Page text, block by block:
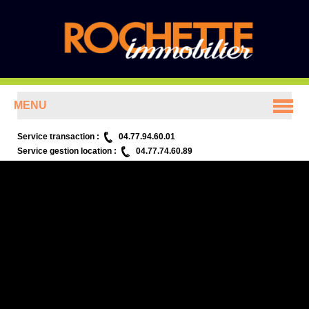
MENU
ANNONCES
Service transaction :
04.77.94.60.01
Service gestion location :
04.77.74.60.89